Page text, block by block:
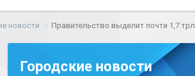
новости Правительство выделит почти 1,7
Городские новости